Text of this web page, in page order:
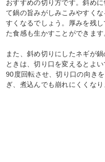
おすすめの切り方です。斜め
て鍋の旨みがしみこみやすく
すくなるでしょう。厚みを残
た食感も生かすことができます
また、斜め切りにしたネギが
ときは、切り口を変えるとよ
90度回転させ、切り口の向き
ぎ、煮込んでも崩れにくくなり